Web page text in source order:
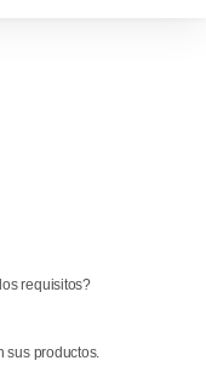
requisitos?
sus productos.